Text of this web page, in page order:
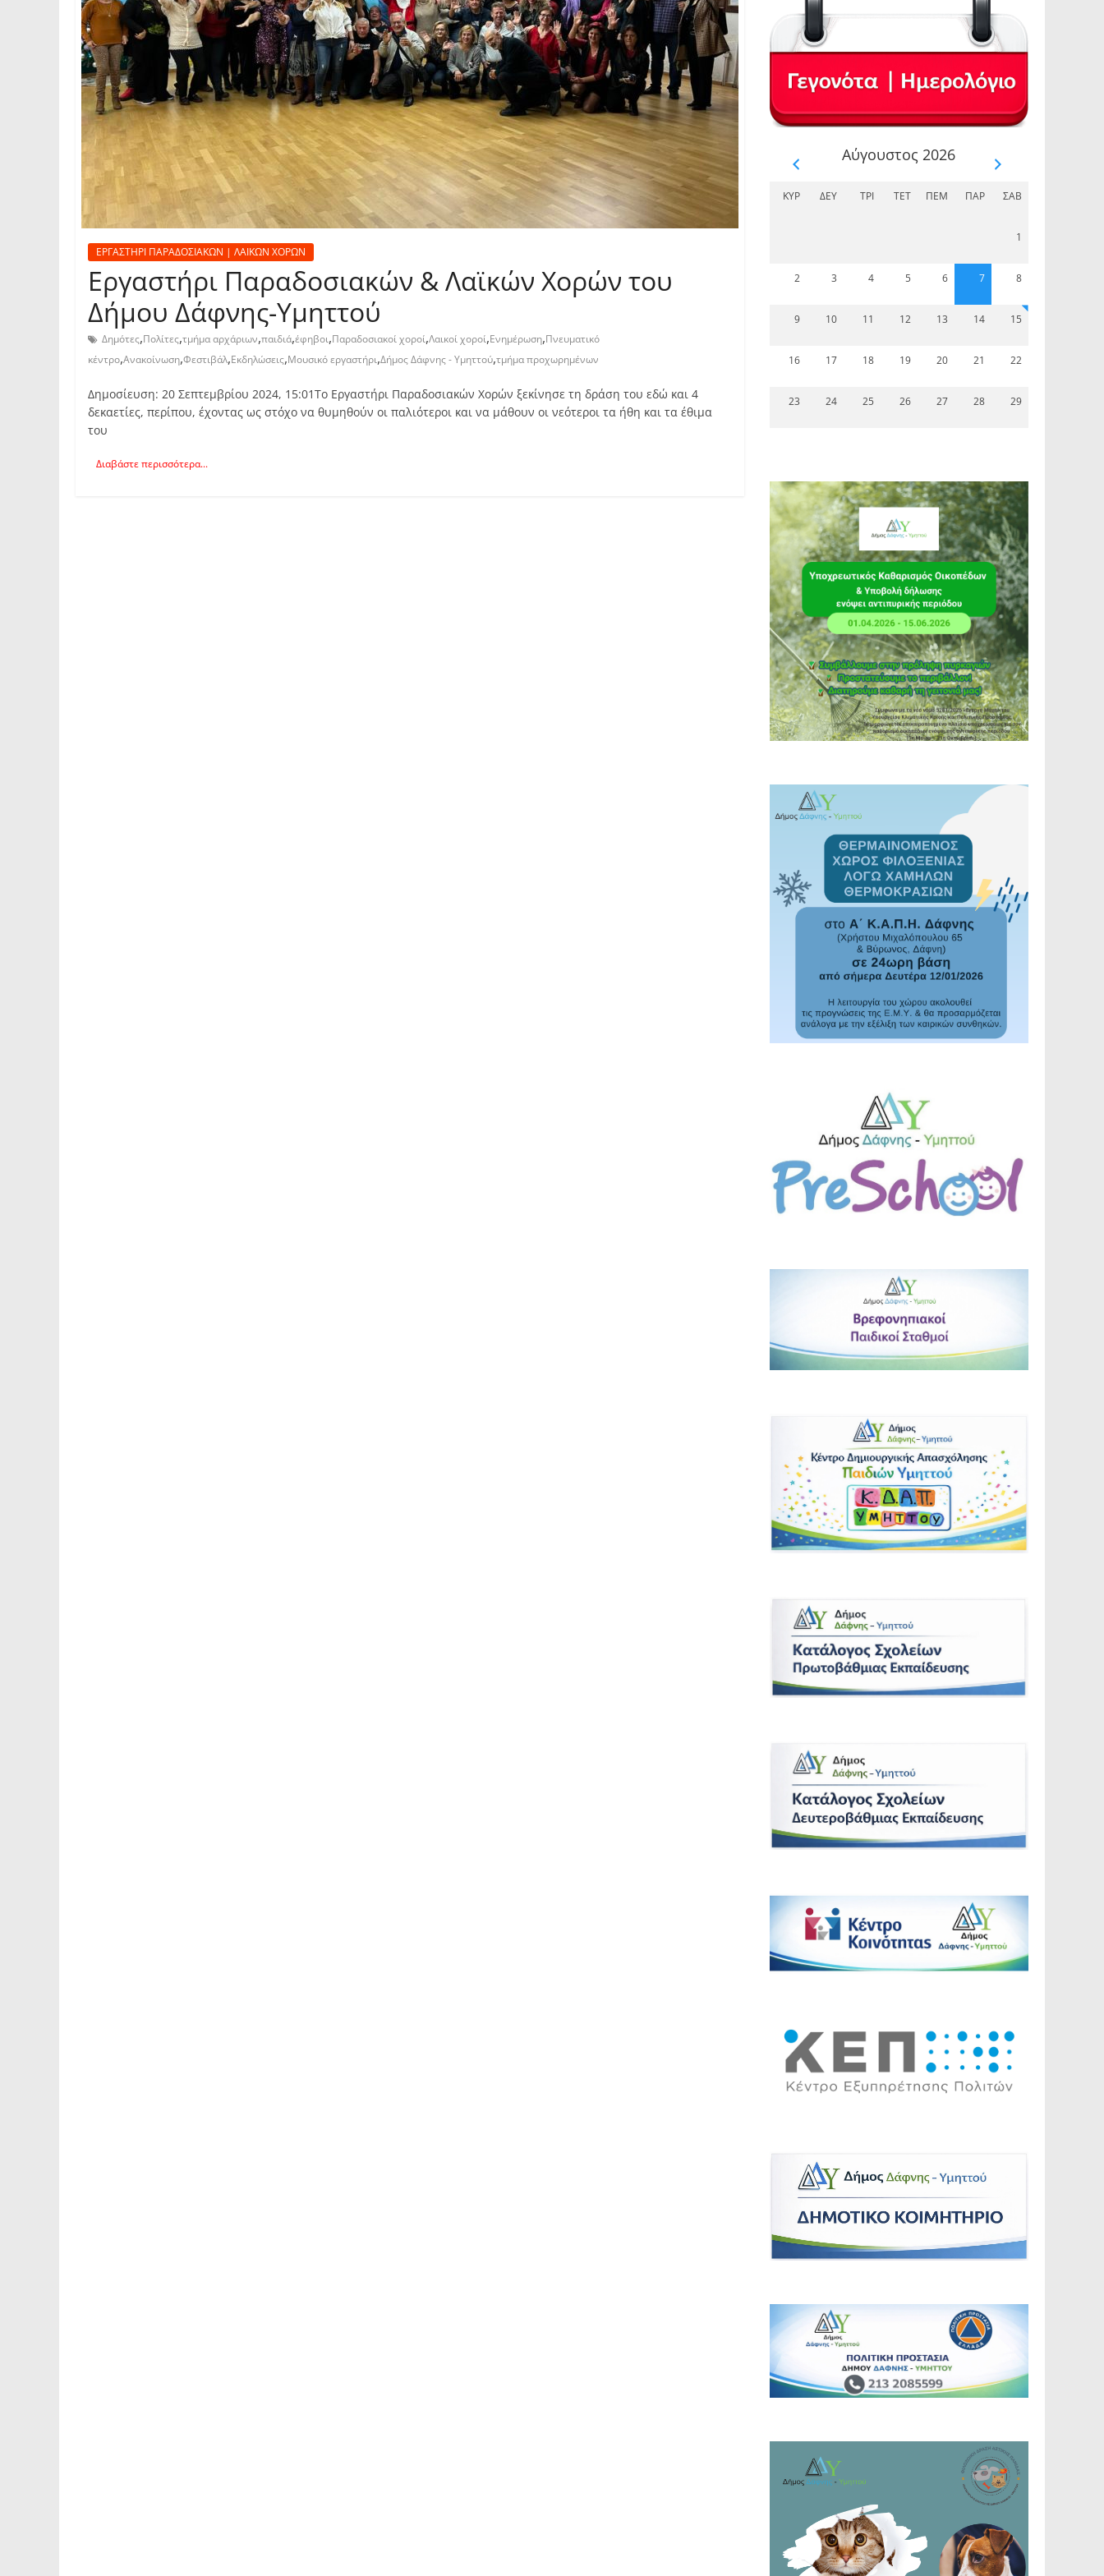
ΕΡΓΑΣΤΗΡΙ ΠΑΡΑΔΟΣΙΑΚΩΝ | ΛΑΙΚΩΝ ΧΟΡΩΝ
Εργαστήρι Παραδοσιακών & Λαϊκών Χορών του
Δήμου Δάφνης-Υμηττού
Δημότες,Πολίτες,τμήμα αρχάριων,παιδιά,έφηβοι,Παραδοσιακοί χοροί,Λαικοί χοροί,Ενημέρωση,Πνευματικό
κέντρο,Ανακοίνωση,Φεστιβάλ,Εκδηλώσεις,Μουσικό εργαστήρι,Δήμος Δάφνης - Υμηττού,τμήμα προχωρημένων
Δημοσίευση: 20 Σεπτεμβρίου 2024, 15:01Το Εργαστήρι Παραδοσιακών Xορών ξεκίνησε τη δράση του εδώ και 4
δεκαετίες, περίπου, έχοντας ως στόχο να θυμηθούν οι παλιότεροι και να μάθουν οι νεότεροι τα ήθη και τα έθιμα
του
Διαβάστε περισσότερα...
Αύγουστος 2026
ΚΥΡ ΔΕΥ ΤΡΊ ΤΕΤ ΠΈΜ ΠΑΡ ΣΆΒ
1
2 3 4 5 6 7 8
9 10 11 12 13 14 15
16 17 18 19 20 21 22
23 24 25 26 27 28 29